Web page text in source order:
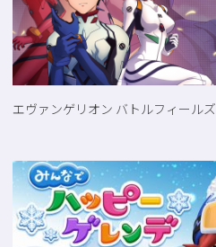
エヴァンゲリオン バトルフィールズ